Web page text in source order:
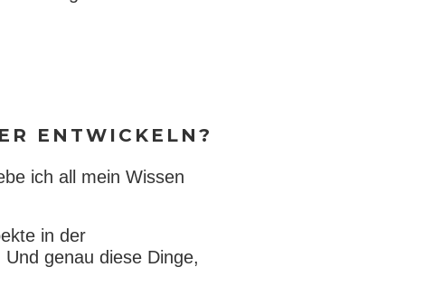
ENTWICKELN?
ich all mein Wissen
in der
genau diese Dinge,